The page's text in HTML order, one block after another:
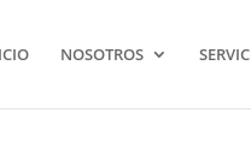
NOSOTROS